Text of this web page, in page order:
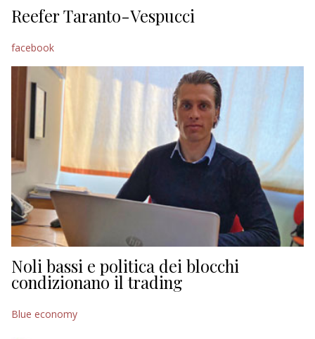
CULTURA
NAUTICA
EDITORIALI
Reefer Taranto-Vespucci
facebook
Noli bassi e politica dei blocchi
condizionano il trading
Blue economy